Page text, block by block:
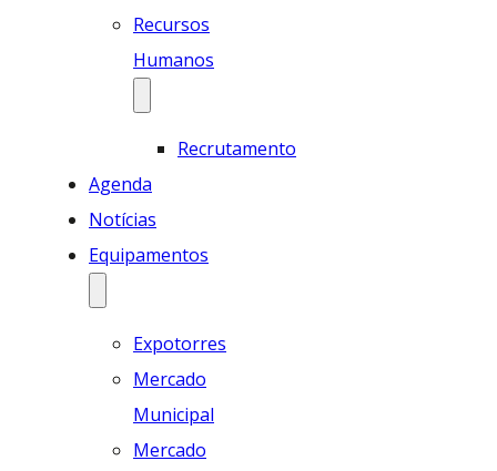
Recursos
Humanos
Recrutamento
Agenda
Notícias
Equipamentos
Expotorres
Mercado
Municipal
Mercado